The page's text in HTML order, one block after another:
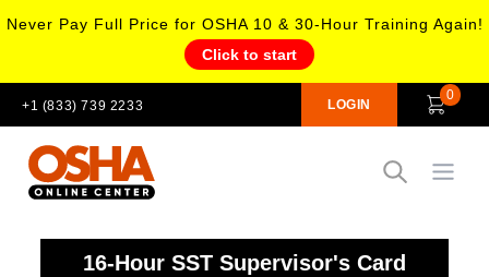
Never Pay Full Price for OSHA 10 & 30-Hour Training Again!
Click to start
+1 (833) 739 2233 LOGIN
0
Open
16-Hour SST Supervisor's Card